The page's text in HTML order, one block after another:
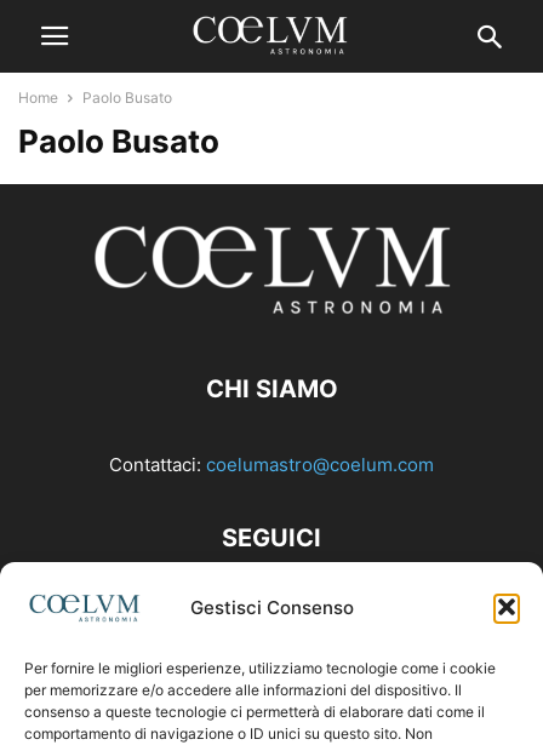
Gestisci Consenso
Per fornire le migliori esperienze, utilizziamo tecnologie come i cookie
per memorizzare e/o accedere alle informazioni del dispositivo. Il
consenso a queste tecnologie ci permetterà di elaborare dati come il
comportamento di navigazione o ID unici su questo sito. Non
Home Paolo Busato
Paolo Busato
CHI SIAMO
Contattaci: coelumastro@coelum.com
SEGUICI